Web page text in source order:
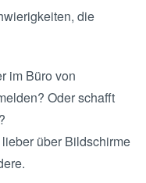
die
im Büro von
Oder schafft
über Bildschirme